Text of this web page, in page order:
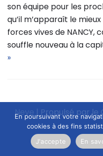
son équipe pour les
qu’il m’apparaît le
forces vives de NANCY,
souffle nouveau à la
»
Neve | Propulsé par le
En poursuivant votre
cookies à des fins
J'accepte
En